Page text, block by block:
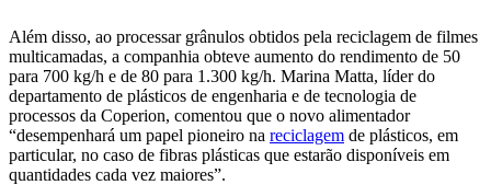
Além disso, ao processar grânulos obtidos pela reciclagem de filmes
multicamadas, a companhia obteve aumento do rendimento de 50
para 700 kg/h e de 80 para 1.300 kg/h. Marina Matta, líder do
departamento de plásticos de engenharia e de tecnologia de
processos da Coperion, comentou que o novo alimentador
“desempenhará um papel pioneiro na reciclagem de plásticos, em
particular, no caso de fibras plásticas que estarão disponíveis em
quantidades cada vez maiores”.